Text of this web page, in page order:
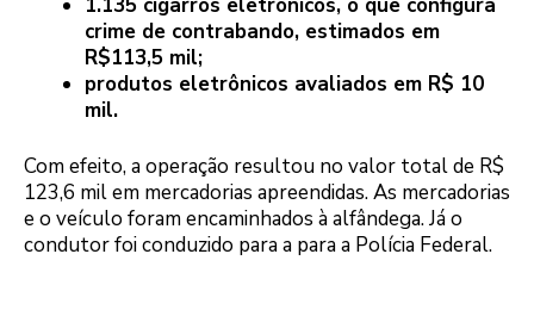
crime de contrabando, estimados em
R$113,5 mil;
produtos eletrônicos avaliados em R$ 10
mil.
Com efeito, a operação resultou no valor total de R$
123,6 mil em mercadorias apreendidas. As mercadorias
e o veículo foram encaminhados à alfândega. Já o
condutor foi conduzido para a para a Polícia Federal.